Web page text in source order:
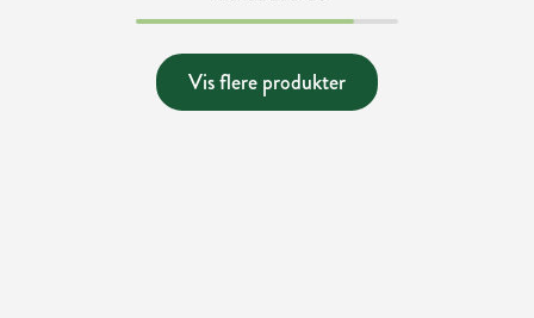
Vis flere produkter